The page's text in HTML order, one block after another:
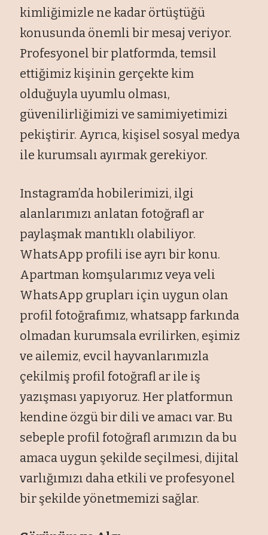
kimliğimizle ne kadar örtüştüğü
konusunda önemli bir mesaj veriyor.
Profesyonel bir platformda, temsil
ettiğimiz kişinin gerçekte kim
olduğuyla uyumlu olması,
güvenilirliğimizi ve samimiyetimizi
pekiştirir. Ayrıca, kişisel sosyal medya
ile kurumsalı ayırmak gerekiyor.
Instagram’da hobilerimizi, ilgi
alanlarımızı anlatan fotoğrafl ar
paylaşmak mantıklı olabiliyor.
WhatsApp profili ise ayrı bir konu.
Apartman komşularımız veya veli
WhatsApp grupları için uygun olan
profil fotoğrafımız, whatsapp farkında
olmadan kurumsala evrilirken, eşimiz
ve ailemiz, evcil hayvanlarımızla
çekilmiş profil fotoğrafl ar ile iş
yazışması yapıyoruz. Her platformun
kendine özgü bir dili ve amacı var. Bu
sebeple profil fotoğrafl arımızın da bu
amaca uygun şekilde seçilmesi, dijital
varlığımızı daha etkili ve profesyonel
bir şekilde yönetmemizi sağlar.